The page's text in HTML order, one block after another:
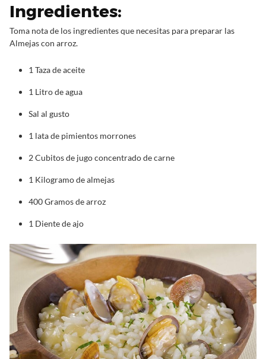
Ingredientes:
Toma nota de los ingredientes que necesitas para preparar las
Almejas con arroz.
1 Taza de aceite
1 Litro de agua
Sal al gusto
1 lata de pimientos morrones
2 Cubitos de jugo concentrado de carne
1 Kilogramo de almejas
400 Gramos de arroz
1 Diente de ajo